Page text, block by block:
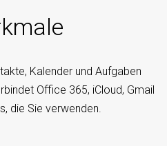
Kalender und Aufgaben
Office 365, iCloud, Gmail
die Sie verwenden.